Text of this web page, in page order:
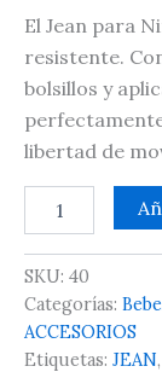
El Jean para
resistente.
bolsillos y
libertad de
SKU: 40
Categorías:
ACCESORIOS
Etiquetas: JEAN,